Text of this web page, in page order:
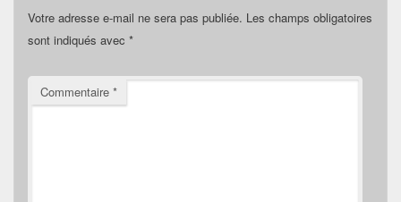
Votre adresse e-mail ne sera pas publiée. Les champs obligatoires
sont indiqués avec *
Commentaire *